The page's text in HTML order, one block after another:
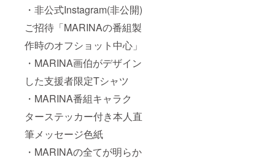
・非公式Instagram(非公開)
ご招待「MARINAの番組製
作時のオフショット中心」
・MARINA画伯がデザイン
した支援者限定Tシャツ
・MARINA番組キャラク
ターステッカー付き本人直
筆メッセージ色紙
・MARINAの全てが明らか